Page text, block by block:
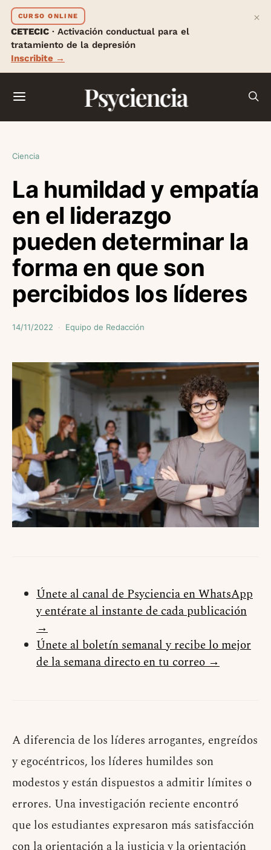
CURSO ONLINE
CETECIC · Activación conductual para el
tratamiento de la depresión
Inscribite →
×
Psyciencia
Ciencia
La humildad y empatía
en el liderazgo
pueden determinar la
forma en que son
percibidos los líderes
14/11/2022 Equipo de Redacción
Únete al canal de Psyciencia en WhatsApp
y entérate al instante de cada publicación
→
Únete al boletín semanal y recibe lo mejor
de la semana directo en tu correo →
A diferencia de los líderes arrogantes, engreídos
y egocéntricos, los líderes humildes son
modestos y están dispuestos a admitir límites o
errores. Una investigación reciente encontró
que los estudiantes expresaron más satisfacción